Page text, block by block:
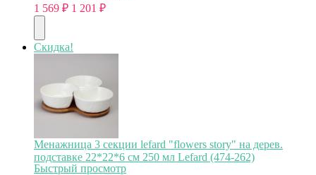
1 569 ₽ 1 201 ₽
Скидка!
Менажница 3 секции lefard "flowers story" на дерев.
подставке 22*22*6 см 250 мл Lefard (474-262)
Быстрый просмотр